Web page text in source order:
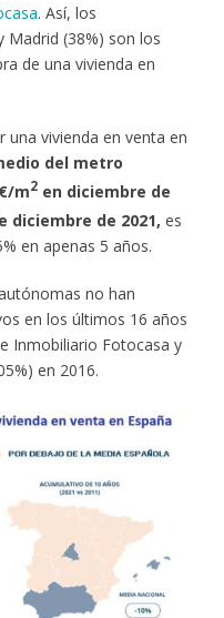
. Así, los
Madrid (38%) son los
de una vivienda en
una vivienda en venta en
del metro
m2 en diciembre de
diciembre de 2021, es
en apenas 5 años.
no han
en los últimos 16 años
Inmobiliario Fotocasa y
en 2016.